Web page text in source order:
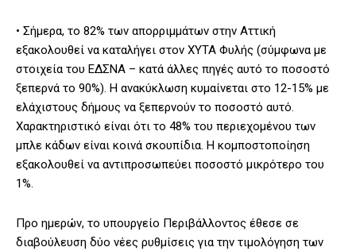
• Σήμερα, το 82% των απορριμμάτων στην Αττική
εξακολουθεί να καταλήγει στον ΧΥΤΑ Φυλής (σύμφωνα με
στοιχεία του ΕΔΣΝΑ – κατά άλλες πηγές αυτό το ποσοστό
ξεπερνά το 90%). Η ανακύκλωση κυμαίνεται στο 12-15% με
ελάχιστους δήμους να ξεπερνούν το ποσοστό αυτό.
Χαρακτηριστικό είναι ότι το 48% του περιεχομένου των
μπλε κάδων είναι κοινά σκουπίδια. Η κομποστοποίηση
εξακολουθεί να αντιπροσωπεύει ποσοστό μικρότερο του
1%.
Προ ημερών, το υπουργείο Περιβάλλοντος έθεσε σε
διαβούλευση δύο νέες ρυθμίσεις για την τιμολόγηση των